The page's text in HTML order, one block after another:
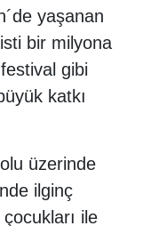
yaşanan
bir milyona
gibi
katkı
üzerinde
ilginç
ile